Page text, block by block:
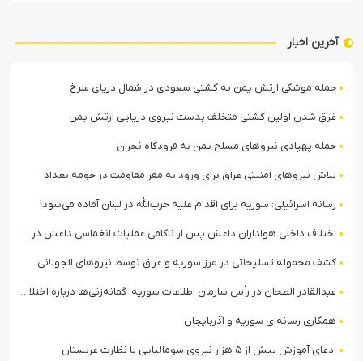
آخرین اخبار
حمله موشکی ارتش یمن به کشتی سعودی در شمال دریای سرخ
غرق شدن اولین کشتی متخلف بدست نیروی دریایی ارتش یمن
حمله پهپادی نیروهای مسلح یمن به فرودگاه نجران
تلاش نیروهای امنیتی عراق برای ورود به مقر مقاومت در حومه بغداد
رسانه اسرائیلی: سوریه برای اقدام علیه حزب‌الله در لبنان آماده می‌شود!
اختلاف داخلی هواداران داعش پس از ناکامی عملیات انغماسی داعش در رقه
کشف محموله تسلیحاتی در مرز سوریه و عراق توسط نیروهای الجولانی
عبدالقادر الطحان در رأس سازمان اطلاعات سوریه؛ گمانه‌زنی‌ها درباره اختلافات در ساختار امنیتی
همکاری رسانه‌ای سوریه و آذربایجان
ادعای آموزش بیش از ۵ هزار نیروی سومالیایی با نظارت عربستان